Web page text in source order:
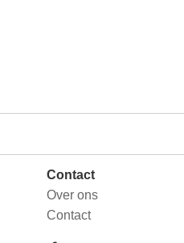
Contact
Over ons
Contact